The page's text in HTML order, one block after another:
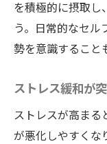
を積極的に摂取し
う。日常的なセ
勢を意識すること
ストレス緩和が
ストレスが高まる
が悪化しやすくな